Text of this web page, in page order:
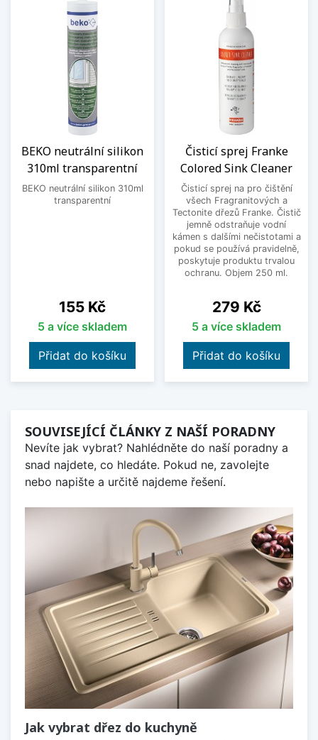
BEKO neutrální silikon
310ml transparentní
BEKO neutrální silikon 310ml
transparentní
Cena
155 Kč
5 a více skladem
Přidat do košíku
Čisticí sprej Franke
Colored Sink Cleaner
Čisticí sprej na pro čištění
všech Fragranitových a
Tectonite dřezů Franke. Čistič
jemně odstraňuje vodní
kámen s dalšími nečistotami a
pokud se používá pravidelně,
poskytuje produktu trvalou
ochranu. Objem 250 ml.
Cena
279 Kč
5 a více skladem
Přidat do košíku
SOUVISEJÍCÍ ČLÁNKY Z NAŠÍ PORADNY
Nevíte jak vybrat? Nahlédněte do naší poradny a
snad najdete, co hledáte. Pokud ne, zavolejte
nebo napište a určitě najdeme řešení.
Jak vybrat dřez do kuchyně